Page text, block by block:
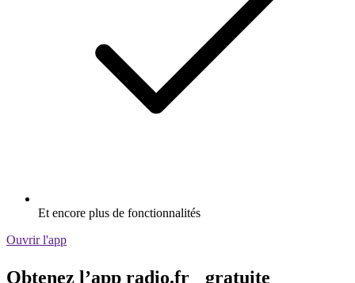
Et encore plus de fonctionnalités
Ouvrir l'app
Obtenez l’app radio.fr gratuite